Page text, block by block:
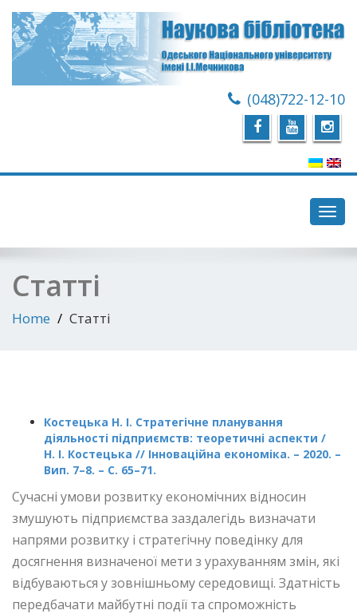
(048)722-12-10
Статті
Home Статті
Костецька Н. І. Стратегічне планування
діяльності підприємств: теоретичні аспекти /
Н. І. Костецька // Інноваційна економіка. – 2020. –
Вип. 7–8. – С. 65–71.
Сучасні умови розвитку економічних відносин
змушують підприємства заздалегідь визначати
напрями розвитку і стратегічну поведінку для
досягнення визначеної мети з урахуванням змін, які
відбуваються у зовнішньому середовищі. Здатність
передбачати майбутні події та спроможність